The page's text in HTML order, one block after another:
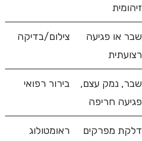
זיהומית
שבר או פגיעה
רצועתית
צילום/בדיקה
שבר, נמק עצם,
פגיעה חריפה
בירור רפואי
דלקת מפרקים
ראומטולוג